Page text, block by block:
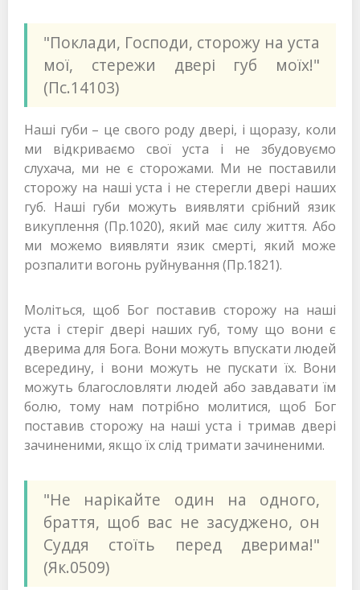
"Поклади, Господи, сторожу на уста
мої, стережи двері губ моїх!"
(Пс.14103)
Наші губи – це свого роду двері, і щоразу, коли
ми відкриваємо свої уста і не збудовуємо
слухача, ми не є сторожами. Ми не поставили
сторожу на наші уста і не стерегли двері наших
губ. Наші губи можуть виявляти срібний язик
викуплення (Пр.1020), який має силу життя. Або
ми можемо виявляти язик смерті, який може
розпалити вогонь руйнування (Пр.1821).
Моліться, щоб Бог поставив сторожу на наші
уста і стеріг двері наших губ, тому що вони є
дверима для Бога. Вони можуть впускати людей
всередину, і вони можуть не пускати їх. Вони
можуть благословляти людей або завдавати їм
болю, тому нам потрібно молитися, щоб Бог
поставив сторожу на наші уста і тримав двері
зачиненими, якщо їх слід тримати зачиненими.
"Не нарікайте один на одного,
браття, щоб вас не засуджено, он
Суддя стоїть перед дверима!"
(Як.0509)